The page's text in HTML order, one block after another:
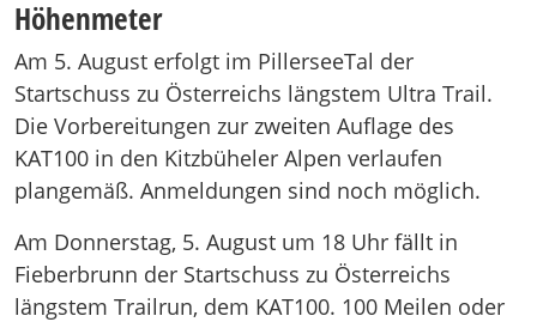
Höhenmeter
Am 5. August erfolgt im PillerseeTal der
Startschuss zu Österreichs längstem Ultra Trail.
Die Vorbereitungen zur zweiten Auflage des
KAT100 in den Kitzbüheler Alpen verlaufen
plangemäß. Anmeldungen sind noch möglich.
Am Donnerstag, 5. August um 18 Uhr fällt in
Fieberbrunn der Startschuss zu Österreichs
längstem Trailrun, dem KAT100. 100 Meilen oder